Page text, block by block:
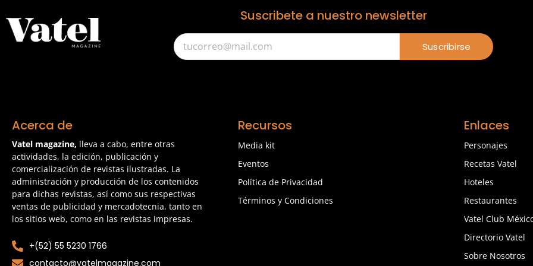
Suscribete a nuestro newsletter
Suscribirse
Acerca de
Vatel magazine, lleva a cabo, entre otras
actividades, la edición, publicación y
comercialización de revistas ilustradas. La
administración y producción de los contenidos
para dichas revistas, así como sus respectivas
ventas de publicidad y mercadotecnia, tanto en
los sitios web, como en las revistas impresas.
+(52) 55 5230 1766
contacto@vatelmagazine.com
Recursos
Media kit
Eventos
Política de Privacidad
Términos y Condiciones
Enlaces
Personajes
Recetas Vatel
Hoteles
Restaurantes
Vatel Club
Directorio Vatel
Sobre Nosotros